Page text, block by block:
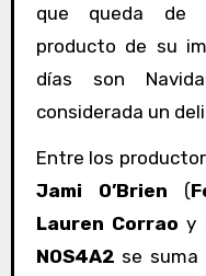
que queda de
producto de su
días son
considerada un
Entre los
Jami O’Brien (
Lauren Corraoy
NOS4A2 se